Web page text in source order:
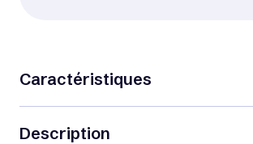
Caractéristiques
Description